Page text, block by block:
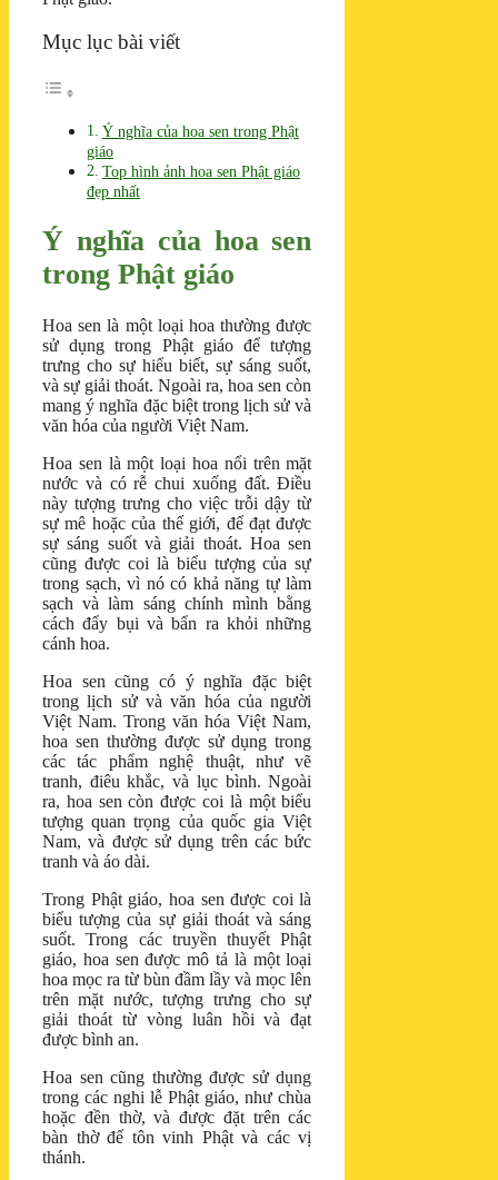
Mục lục bài viết
Ý nghĩa của hoa sen trong Phật
giáo
Top hình ảnh hoa sen Phật giáo
đẹp nhất
Ý nghĩa của hoa sen
trong Phật giáo
Hoa sen là một loại hoa thường được
sử dụng trong Phật giáo để tượng
trưng cho sự hiểu biết, sự sáng suốt,
và sự giải thoát. Ngoài ra, hoa sen còn
mang ý nghĩa đặc biệt trong lịch sử và
văn hóa của người Việt Nam.
Hoa sen là một loại hoa nổi trên mặt
nước và có rễ chui xuống đất. Điều
này tượng trưng cho việc trỗi dậy từ
sự mê hoặc của thế giới, để đạt được
sự sáng suốt và giải thoát. Hoa sen
cũng được coi là biểu tượng của sự
trong sạch, vì nó có khả năng tự làm
sạch và làm sáng chính mình bằng
cách đẩy bụi và bẩn ra khỏi những
cánh hoa.
Hoa sen cũng có ý nghĩa đặc biệt
trong lịch sử và văn hóa của người
Việt Nam. Trong văn hóa Việt Nam,
hoa sen thường được sử dụng trong
các tác phẩm nghệ thuật, như vẽ
tranh, điêu khắc, và lục bình. Ngoài
ra, hoa sen còn được coi là một biểu
tượng quan trọng của quốc gia Việt
Nam, và được sử dụng trên các bức
tranh và áo dài.
Trong Phật giáo, hoa sen được coi là
biểu tượng của sự giải thoát và sáng
suốt. Trong các truyền thuyết Phật
giáo, hoa sen được mô tả là một loại
hoa mọc ra từ bùn đầm lầy và mọc lên
trên mặt nước, tượng trưng cho sự
giải thoát từ vòng luân hồi và đạt
được bình an.
Hoa sen cũng thường được sử dụng
trong các nghi lễ Phật giáo, như chùa
hoặc đền thờ, và được đặt trên các
bàn thờ để tôn vinh Phật và các vị
thánh.